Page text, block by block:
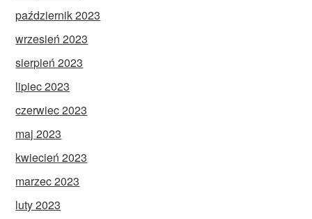
październik 2023
wrzesień 2023
sierpień 2023
lipiec 2023
czerwiec 2023
maj 2023
kwiecień 2023
marzec 2023
luty 2023